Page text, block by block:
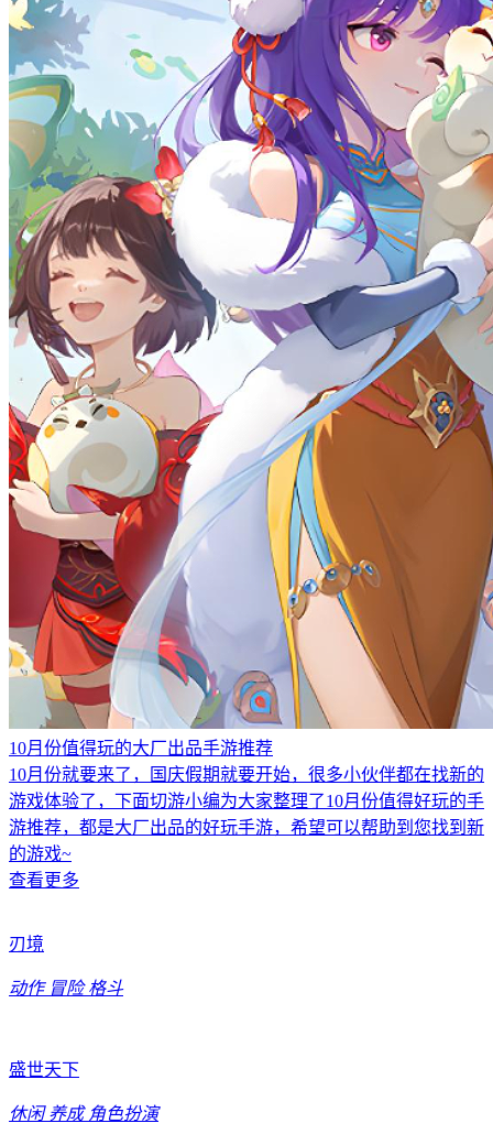
10月份值得玩的大厂出品手游推荐
10月份就要来了，国庆假期就要开始，很多小伙伴都在找新的
游戏体验了，下面切游小编为大家整理了10月份值得好玩的手
游推荐，都是大厂出品的好玩手游，希望可以帮助到您找到新
的游戏~
查看更多
刃境
动作 冒险 格斗
盛世天下
休闲 养成 角色扮演